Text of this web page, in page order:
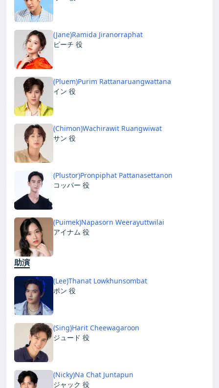
(Jane)Ramida Jiranorraphat
ピーチ 役
(Pluem)Purim Rattanaruangwattana
イン 役
(Chimon)Wachirawit Ruangwiwat
サン 役
(Plustor)Pronpiphat Pattanasettanon
コッパー 役
(Puimek)Napasorn Weerayuttwilai
アイナム 役
助演
(Lee)Thanat Lowkhunsombat
ポン 役
(Sing)Harit Cheewagaroon
ジュード 役
(Nicky)Na Chat Juntapun
ジャック 役